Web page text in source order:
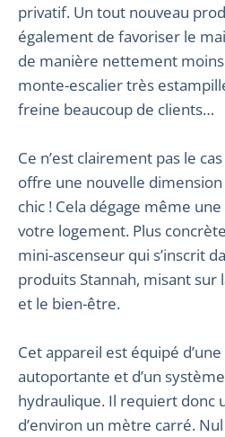
privatif. Un tout nouveau
également de favoriser le
de manière nettement
monte-escalier très
freine beaucoup de clients…
Ce n’est clairement pas le
offre une nouvelle
chic ! Cela dégage même
votre logement. Plus
mini-ascenseur qui s’inscrit
produits Stannah, misant sur
et le bien-être.
Cet appareil est équipé
autoportante et d’un
hydraulique. Il requiert donc
d’environ un mètre carré.